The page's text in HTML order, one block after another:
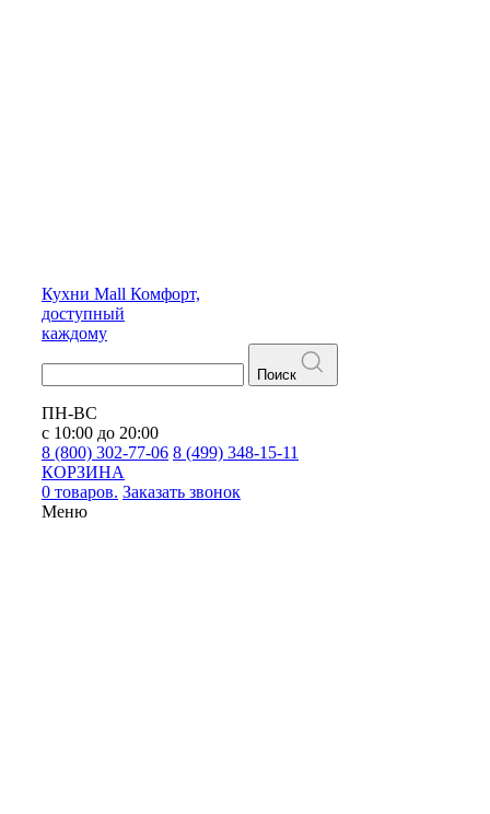
Кухни Mall Комфорт,
доступный
каждому
Поиск
ПН-ВС
с 10:00 до 20:00
8 (800) 302-77-06 8 (499) 348-15-11
КОРЗИНА
0 товаров. Заказать звонок
Меню